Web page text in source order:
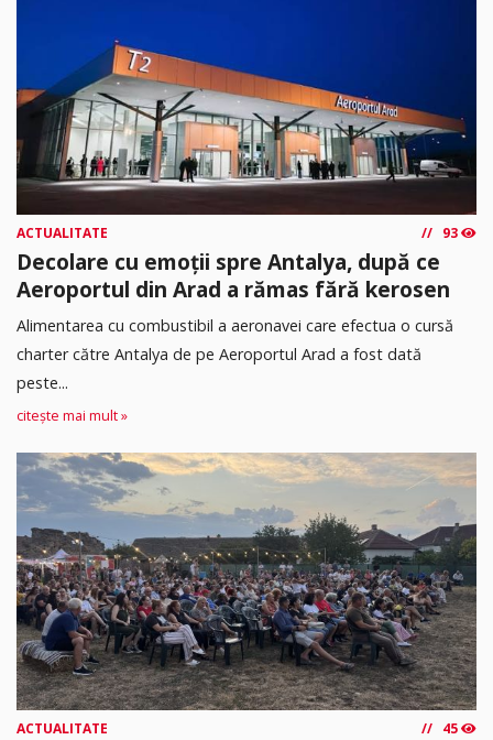
ACTUALITATE 93
Decolare cu emoții spre Antalya, după ce
Aeroportul din Arad a rămas fără kerosen
Alimentarea cu combustibil a aeronavei care efectua o cursă
charter către Antalya de pe Aeroportul Arad a fost dată
peste...
citește mai mult »
ACTUALITATE 45